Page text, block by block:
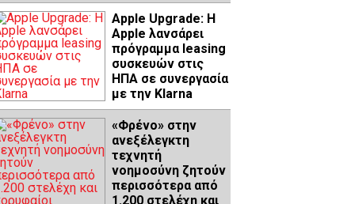
Apple Upgrade: Η
Apple λανσάρει
πρόγραμμα leasing
συσκευών στις
ΗΠΑ σε συνεργασία
με την Klarna
«Φρένο» στην
ανεξέλεγκτη
τεχνητή
νοημοσύνη ζητούν
περισσότερα από
1.200 στελέχη και